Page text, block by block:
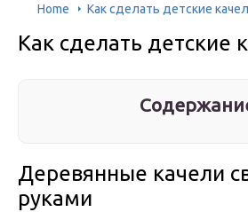
Home Как сделать детские
Как сделать детские
Деревянные качели
руками